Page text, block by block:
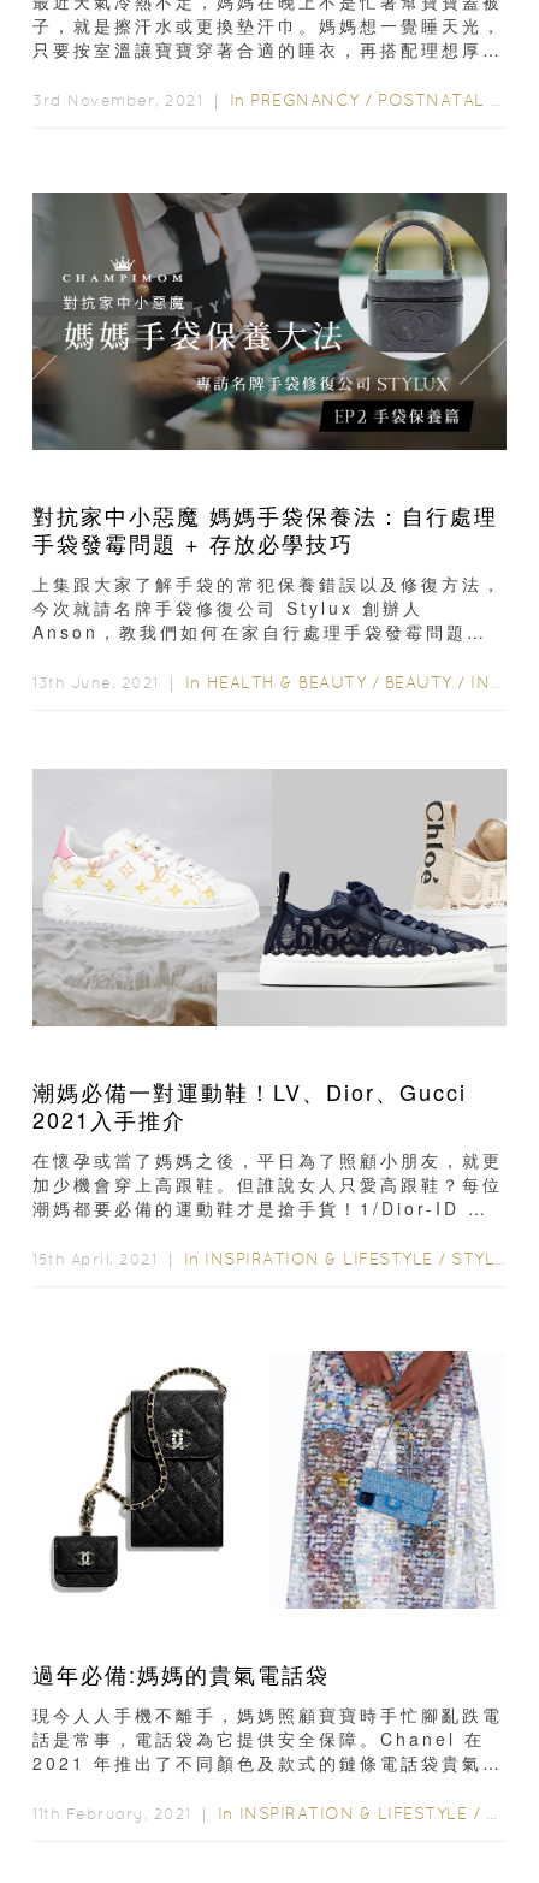
子，就是擦汗水或更換墊汗巾。媽媽想一覺睡天光，
只要按室溫讓寶寶穿著合適的睡衣，再搭配理想厚度
議...
3rd November, 2021 ｜ In PREGNANCY / POSTNATAL CARE
對抗家中小惡魔 媽媽手袋保養法：自行處理
手袋發霉問題 + 存放必學技巧
上集跟大家了解手袋的常犯保養錯誤以及修復方法，
今次就請名牌手袋修復公司 Stylux 創辦人
Anson，教我們如何在家自行處理手袋發霉問題，
13th June, 2021 ｜ In HEALTH & BEAUTY / BEAUTY / INSPIRATION & LIFESTYLE
潮媽必備一對運動鞋！LV、Dior、Gucci
2021入手推介
在懷孕或當了媽媽之後，平日為了照顧小朋友，就更
加少機會穿上高跟鞋。但誰說女人只愛高跟鞋？每位
潮媽都要必備的運動鞋才是搶手貨！1/Dior-ID 運
15th April, 2021 ｜ In INSPIRATION & LIFESTYLE / STYLE & LIVING
過年必備:媽媽的貴氣電話袋
現今人人手機不離手，媽媽照顧寶寶時手忙腳亂跌電
話是常事，電話袋為它提供安全保障。Chanel 在
2021 年推出了不同顏色及款式的鏈條電話袋貴氣精
伴...
11th February, 2021 ｜ In INSPIRATION & LIFESTYLE /